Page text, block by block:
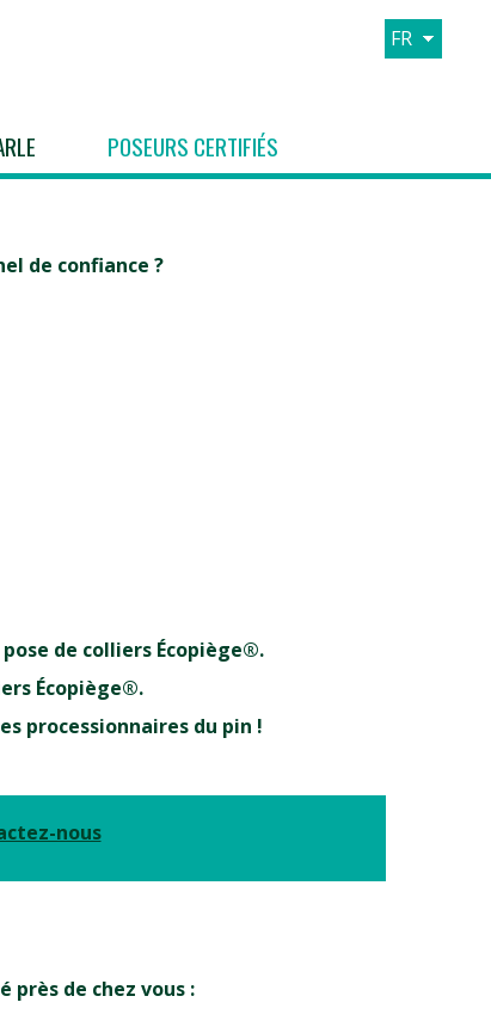
FR
POSEURS CERTIFIÉS
de confiance ?
de colliers Écopiège®.
Écopiège®.
processionnaires du pin !
nous
de chez vous :